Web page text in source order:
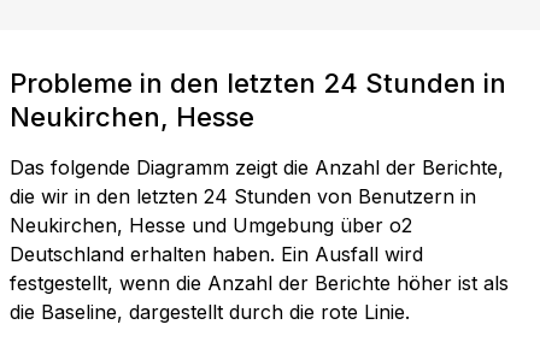
Probleme in den letzten 24 Stunden in
Neukirchen, Hesse
Das folgende Diagramm zeigt die Anzahl der Berichte,
die wir in den letzten 24 Stunden von Benutzern in
Neukirchen, Hesse und Umgebung über o2
Deutschland erhalten haben. Ein Ausfall wird
festgestellt, wenn die Anzahl der Berichte höher ist als
die Baseline, dargestellt durch die rote Linie.